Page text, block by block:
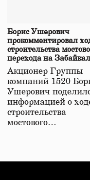
Борис Ушерович
прокомментировал
строительства
перехода на
железной дороге
Акционер Группы
компаний 1520
Ушерович
информацией о
строительства
мостового…